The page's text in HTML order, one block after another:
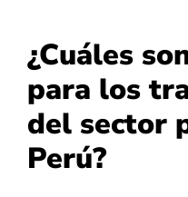
¿Cuáles
para los
del sector
Perú?